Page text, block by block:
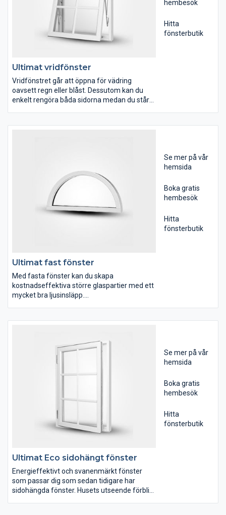
Ultimat vridfönster
Vridfönstret går att öppna för vädring
oavsett regn eller blåst. Dessutom kan du
enkelt rengöra båda sidorna medan du står
hembesök
Hitta
fönsterbutik
Ultimat fast fönster
Med fasta fönster kan du skapa
kostnadseffektiva större glaspartier med ett
mycket bra ljusinsläpp.
fasta fönstret är en mycket prisvärd lösning
när du vill skapa större fönsterytor.
Se mer på vår
hemsida
Boka gratis
hembesök
Hitta
fönsterbutik
Ultimat Eco sidohängt fönster
Energieffektivt och svanenmärkt fönster
som passar dig som sedan tidigare har
sidohängda fönster. Husets utseende förblir
Se mer på vår
hemsida
Boka gratis
hembesök
Hitta
fönsterbutik